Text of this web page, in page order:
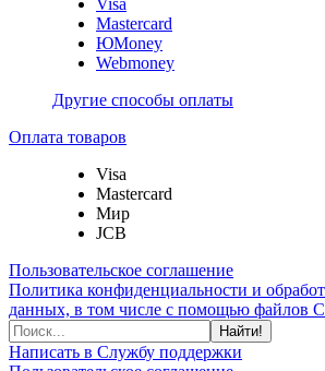
Mastercard
ЮMoney
Webmoney
Другие способы оплаты
Оплата товаров
Visa
Mastercard
Мир
JCB
Пользовательское соглашение
Политика конфиденциальности и
данных, в том числе с помощью файлов
Найти!
Написать в Службу поддержки